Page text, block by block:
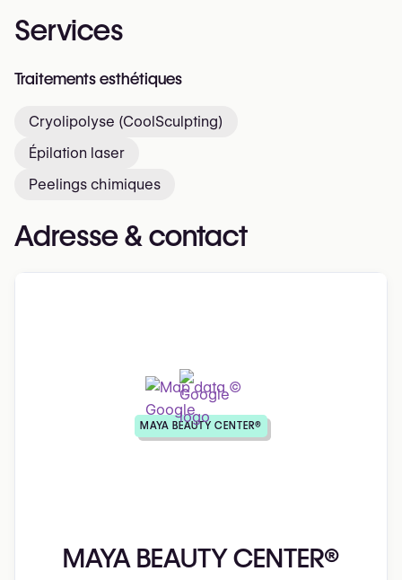
Services
Traitements esthétiques
Cryolipolyse (CoolSculpting)
Épilation laser
Peelings chimiques
Adresse & contact
MAYA BEAUTY CENTER®️
MAYA BEAUTY CENTER®️